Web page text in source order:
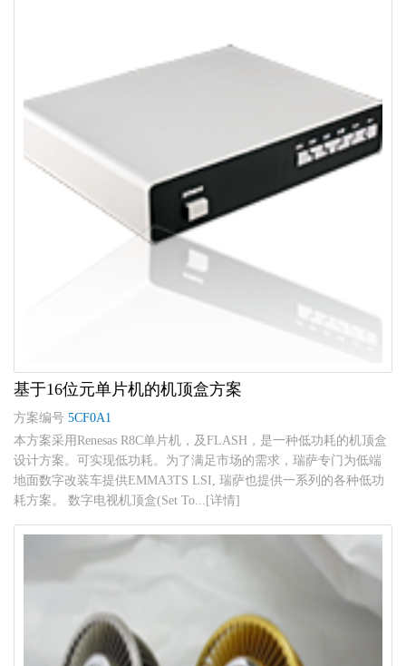
基于16位元单片机的机顶盒方案
方案编号 5CF0A1
本方案采用Renesas R8C单片机，及FLASH，是一种低功耗的机顶盒
设计方案。可实现低功耗。为了满足市场的需求，瑞萨专门为低端
地面数字改装车提供EMMA3TS LSI, 瑞萨也提供一系列的各种低功
耗方案。 数字电视机顶盒(Set To...[详情]